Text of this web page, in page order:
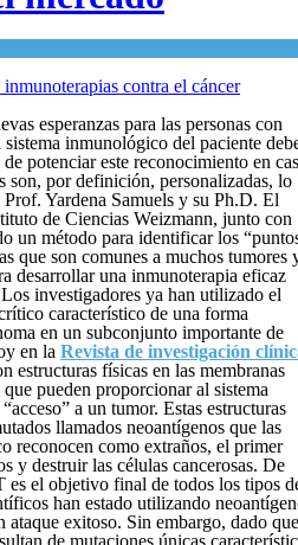
esperanzas para las personas con
inmunológico del paciente
potenciar este reconocimiento en
son, por definición, personalizadas, lo
Yardena Samuels y su Ph.D. El
de Ciencias Weizmann, junto con
un método para identificar los
que son comunes a muchos tumores
desarrollar una inmunoterapia eficaz
investigadores ya han utilizado el
característico de una forma
en un subconjunto importante de
en la Revista de investigación
estructuras físicas en las membranas
pueden proporcionar al sistema
a un tumor. Estas estructuras
llamados neoantígenos que las
reconocen como extraños, el primer
y destruir las células cancerosas. De
es el objetivo final de todos los tipos
han estado utilizando
ataque exitoso. Sin embargo, dado que